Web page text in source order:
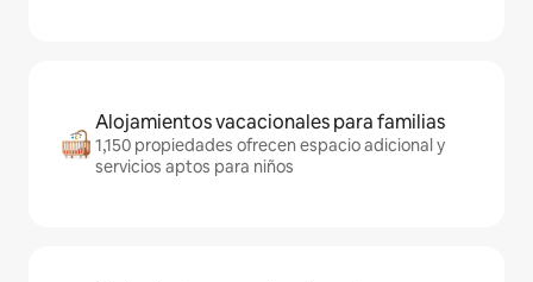
Alojamientos vacacionales para familias
1,150 propiedades ofrecen espacio adicional y
servicios aptos para niños